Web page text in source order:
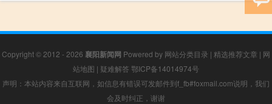
Copyright © 2012 - 2026 襄阳新闻网 Powered by 网站分类目录 | 精选推荐文章 | 网
站地图 | 疑难解答 鄂ICP备14014974号
声明：本站内容来自互联网，如信息有错误可发邮件到f_fb#foxmail.com说明，我们
会及时纠正，谢谢